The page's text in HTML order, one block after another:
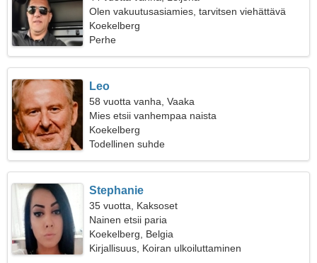
Olen vakuutusasiamies, tarvitsen viehättävä
nainen
Koekelberg
Perhe
Leo
58 vuotta vanha, Vaaka
Mies etsii vanhempaa naista
Koekelberg
Todellinen suhde
Stephanie
35 vuotta, Kaksoset
Nainen etsii paria
Koekelberg, Belgia
Kirjallisuus, Koiran ulkoiluttaminen